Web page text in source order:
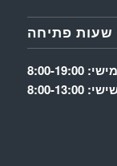
שעות פתיחה
19:00
8:00-13:00